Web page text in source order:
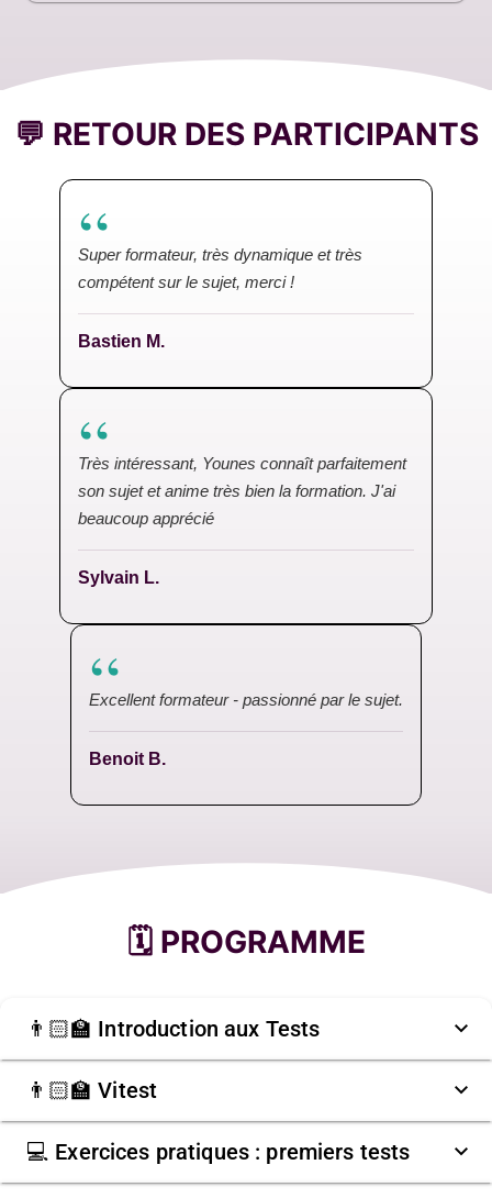
💬 RETOUR DES PARTICIPANTS
“
Super formateur, très dynamique et très
compétent sur le sujet, merci !
Bastien M.
“
Très intéressant, Younes connaît parfaitement
son sujet et anime très bien la formation. J'ai
beaucoup apprécié
Sylvain L.
“
Excellent formateur - passionné par le sujet.
Benoit B.
🗓️ PROGRAMME
👨🏻‍🏫 Introduction aux Tests
👨🏻‍🏫 Vitest
💻 Exercices pratiques : premiers tests